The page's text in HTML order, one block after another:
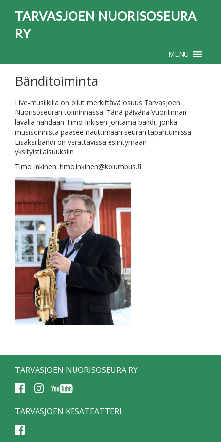
TARVASJOEN NUORISOSEURA
RY
MENU
Bänditoiminta
Live-musiikilla on ollut merkittävä osuus Tarvasjoen
Nuorisoseuran toiminnassa. Tänä päivänä Vuorilinnan
lavalla nähdään Timo Inkisen johtama bändi, jonka
musisoinnista pääsee nauttimaan seuran tapahtumissa.
Lisäksi bändi on varattavissa esiintymään
yksityistilaisuuksiin.
Timo Inkinen: timo.inkinen@kolumbus.fi
TARVASJOEN NUORISOSEURA RY
TARVASJOEN KESÄTEATTERI